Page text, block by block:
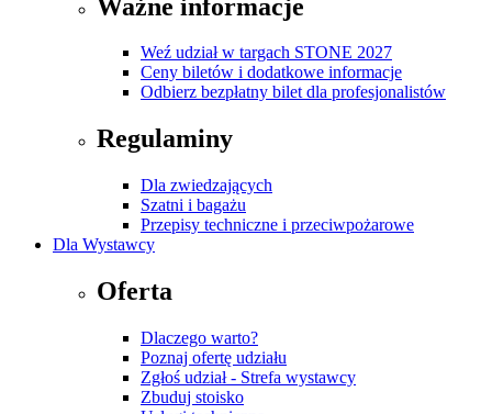
Ważne informacje
Weź udział w targach STONE 2027
Ceny biletów i dodatkowe informacje
Odbierz bezpłatny bilet dla profesjonalistów
Regulaminy
Dla zwiedzających
Szatni i bagażu
Przepisy techniczne i przeciwpożarowe
Dla Wystawcy
Oferta
Dlaczego warto?
Poznaj ofertę udziału
Zgłoś udział - Strefa wystawcy
Zbuduj stoisko